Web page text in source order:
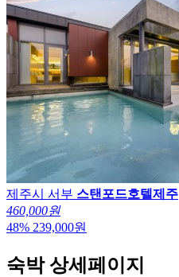
제주시 서부 스탠포드호텔제주
460,000원
48% 239,000원
숙박 상세페이지